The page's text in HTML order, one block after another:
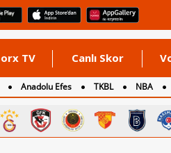
TV Canlı Skor
Anadolu Efes TKBL NBA